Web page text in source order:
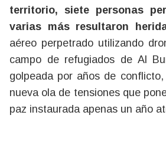
territorio, siete personas
varias más resultaron
aéreo perpetrado utilizando
campo de refugiados de Al
golpeada por años de
nueva ola de tensiones que
paz instaurada apenas un año